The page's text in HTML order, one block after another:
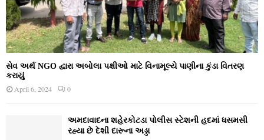
સેવ અર્થ NGO દ્વારા અબોલા પક્ષીઓ માટે વિનામૂલ્યે પાણીના કુંડા વિતરણ
કરાયું
April 6, 2024 0
અમદાવાદના શહેરકોટડા પોલીસ સ્ટેશની હદમાં ધસમસી
રહ્યા છે દેશી દારૂના અડ્ડા